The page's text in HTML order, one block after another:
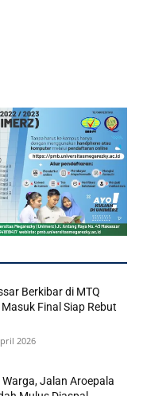
Berkibar di MTQ
Final Siap Rebut
2026
Jalan Aroepala